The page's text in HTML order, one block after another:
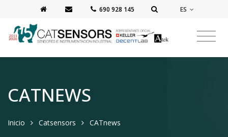
‭690 928 145‬ ES
CATNEWS
Inicio Catsensors CATnews